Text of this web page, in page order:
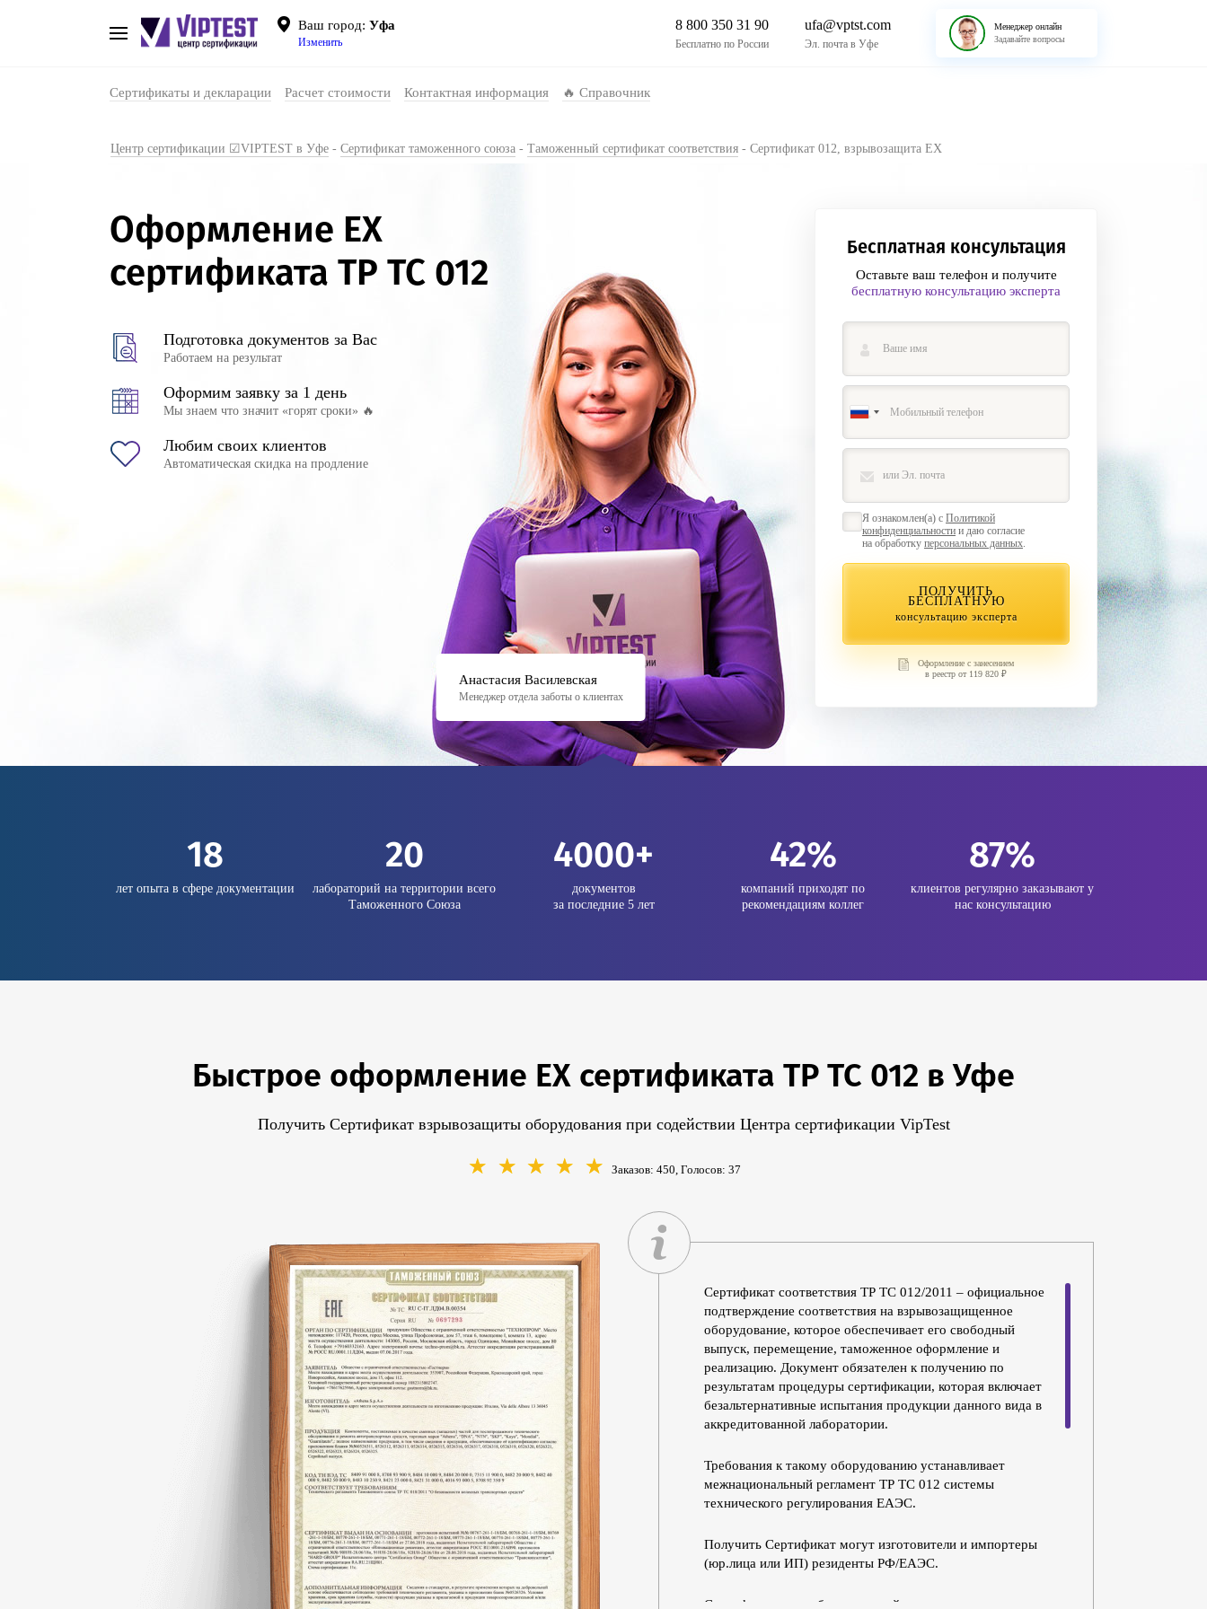
Ваш город: Уфа
Изменить
8 800 350 31 90
Бесплатно по России
ufa@vptst.com
Эл. почта в Уфе
Менеджер онлайн
Задавайте вопросы
Сертификаты и декларации Расчет стоимости Контактная информация 🔥 Справочник
Центр сертификации ☑VIPTEST в Уфе - Сертификат таможенного союза - Таможенный сертификат соответствия - Сертификат 012, взрывозащита EX
Анастасия Василевская
Менеджер отдела заботы о клиентах
Оформление EX
сертификата ТР ТС 012
Подготовка документов за Вас
Работаем на результат
Оформим заявку за 1 день
Мы знаем что значит «горят сроки» 🔥
Любим своих клиентов
Автоматическая скидка на продление
Бесплатная консультация
Оставьте ваш телефон и получите
бесплатную консультацию эксперта
Я ознакомлен(а) с Политикой
конфиденциальности и даю согласие
на обработку персональных данных
ПОЛУЧИТЬ
БЕСПЛАТНУЮ
консультацию эксперта
Оформление с занесением
в реестр от 119 820 ₽
18
лет опыта в сфере документации
20
лабораторий на территории всего
Таможенного Союза
4000+
документов
за последние 5 лет
42%
компаний приходят по
рекомендациям коллег
87%
клиентов регулярно заказывают у
нас консультацию
Быстрое оформление EX сертификата ТР ТС 012 в Уфе
Получить Сертификат взрывозащиты оборудования при содействии Центра сертификации VipTest
Заказов: 450, Голосов: 37
☆
☆
☆
☆
☆
Сертификат соответствия ТР ТС 012/2011 – официальное
подтверждение соответствия на взрывозащищенное
оборудование, которое обеспечивает его свободный
выпуск, перемещение, таможенное оформление и
реализацию. Документ обязателен к получению по
результатам процедуры сертификации, которая включает
безальтернативные испытания продукции данного вида в
аккредитованной лаборатории.
Требования к такому оборудованию устанавливает
межнациональный регламент ТР ТС 012 системы
технического регулирования ЕАЭС.
Получить Сертификат могут изготовители и импортеры
(юр.лица или ИП) резиденты РФ/ЕАЭС.
Сертификацию необходимо пройти в отношении